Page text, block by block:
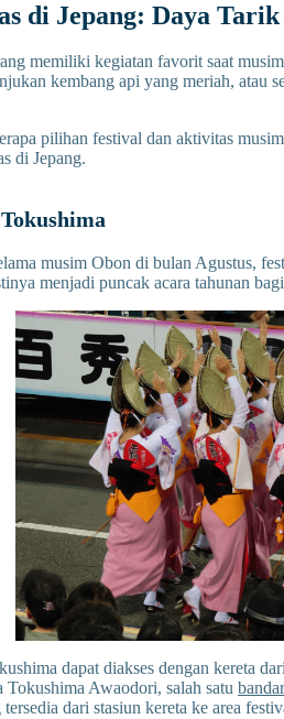
di Jepang: Daya
memiliki kegiatan favorit saat
kembang api yang meriah, atau
pilihan festival dan aktivitas
di Jepang.
musim Obon di bulan Agustus,
menjadi puncak acara tahunan
dapat diakses dengan kereta
Tokushima Awaodori, salah satu
dari stasiun kereta ke area